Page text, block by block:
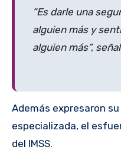
“Es darle una
alguien más y
alguien más”,
Además expresaron
especializada, el
del IMSS.